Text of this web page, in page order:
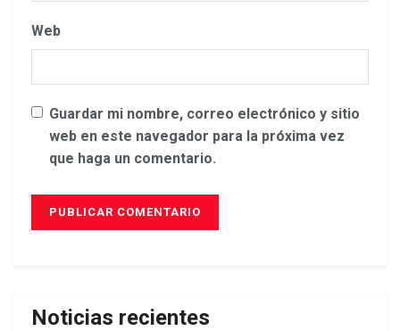
Web
Guardar mi nombre, correo electrónico y sitio
web en este navegador para la próxima vez
que haga un comentario.
Noticias recientes